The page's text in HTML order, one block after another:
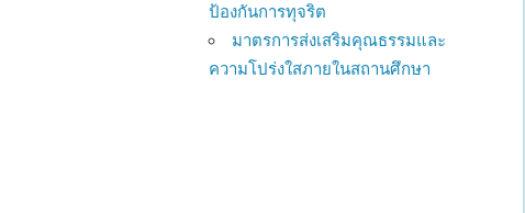
ป้องกันการทุจริต
มาตรการส่งเสริมคุณธรรมและ
ความโปร่งใสภายในสถานศึกษา